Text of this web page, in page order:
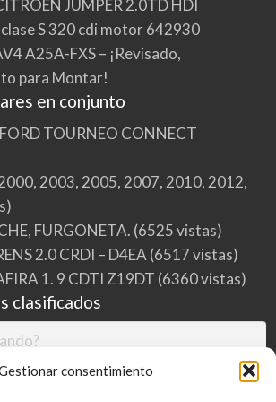
consentimiento
JUMPER 2.0TD HDI
S 320 cdi motor 642930
A25A-FXS – ¡Revisado,
para Montar!
en conjunto
TOURNEO CONNECT
2003, 2005, 2007, 2010, 2012,
FURGONETA. (6525 vistas)
2.0 CRDI – D4EA (6517 vistas)
1. 9 CDTI Z19DT (6360 vistas)
clasificados